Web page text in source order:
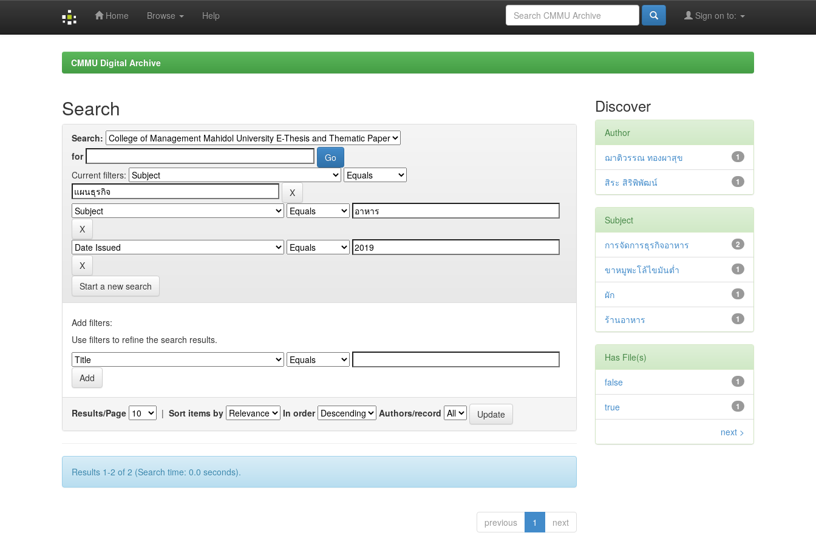
Home Browse Help Sign on to:
CMMU Digital Archive
Search
Search:
for
Current filters:
Start a new search
Add filters:
Use filters to refine the search results.
Results/Page | Sort items by In order Authors/record
Results 1-2 of 2 (Search time: 0.0 seconds).
previous 1 next
Discover
Author
1
ฌาติวรรณ ทองผาสุข
1
สิระ สิริพิพัฒน์
Subject
2
การจัดการธุรกิจอาหาร
1
ขาหมูพะโล้ไขมันต่ำ
1
ผัก
1
ร้านอาหาร
Has File(s)
1
false
1
true
next >